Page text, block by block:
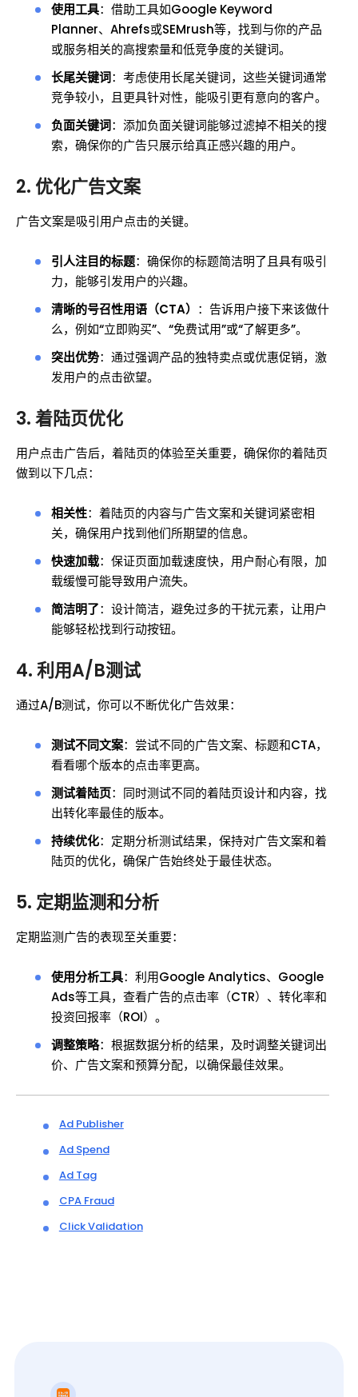
使用工具：借助工具如Google Keyword
Planner、Ahrefs或SEMrush等，找到与你的产品
或服务相关的高搜索量和低竞争度的关键词。
长尾关键词：考虑使用长尾关键词，这些关键词通常
竞争较小，且更具针对性，能吸引更有意向的客户。
负面关键词：添加负面关键词能够过滤掉不相关的搜
索，确保你的广告只展示给真正感兴趣的用户。
2. 优化广告文案
广告文案是吸引用户点击的关键。
引人注目的标题：确保你的标题简洁明了且具有吸引
力，能够引发用户的兴趣。
清晰的号召性用语（CTA） ：告诉用户接下来该做什
么，例如“立即购买”、“免费试用”或“了解更多”。
突出优势：通过强调产品的独特卖点或优惠促销，激
发用户的点击欲望。
3. 着陆页优化
用户点击广告后，着陆页的体验至关重要，确保你的着陆页
做到以下几点：
相关性：着陆页的内容与广告文案和关键词紧密相
关，确保用户找到他们所期望的信息。
快速加载：保证页面加载速度快，用户耐心有限，加
载缓慢可能导致用户流失。
简洁明了：设计简洁，避免过多的干扰元素，让用户
能够轻松找到行动按钮。
4. 利用A/B测试
通过A/B测试，你可以不断优化广告效果：
测试不同文案：尝试不同的广告文案、标题和CTA，
看看哪个版本的点击率更高。
测试着陆页：同时测试不同的着陆页设计和内容，找
出转化率最佳的版本。
持续优化：定期分析测试结果，保持对广告文案和着
陆页的优化，确保广告始终处于最佳状态。
5. 定期监测和分析
定期监测广告的表现至关重要：
使用分析工具：利用Google Analytics、Google
Ads等工具，查看广告的点击率（CTR）、转化率和
投资回报率（ROI）。
调整策略：根据数据分析的结果，及时调整关键词出
价、广告文案和预算分配，以确保最佳效果。
Ad Publisher
Ad Spend
Ad Tag
CPA Fraud
Click Validation